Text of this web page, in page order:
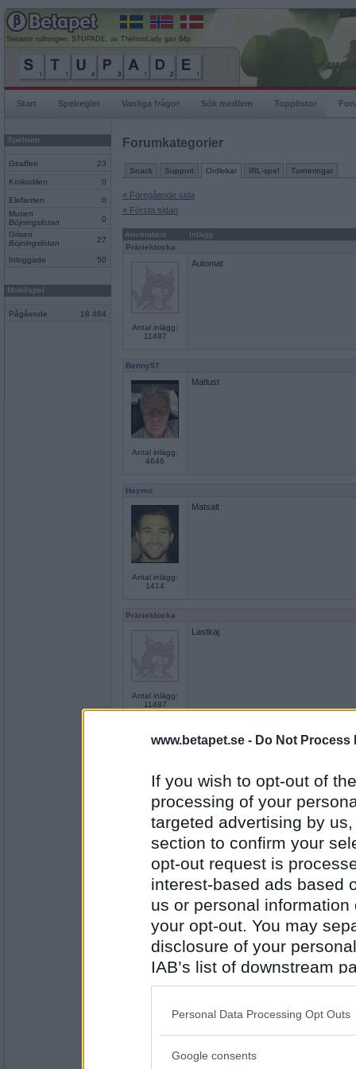
www.betapet.se - Do Not Process
If you wish to opt-out of
processing of your
targeted advertising by
section to confirm your
opt-out request is
interest-based ads based
us or personal
your opt-out. You may
disclosure of your
IAB’s list of downstream
also be disclosed by us
Downstream Participants
Please note that this
Personal Data Processing Opt Outs
Google consents
Senaste rullningen, STUPADE, av TheIronLady gav 84p
Start Spelregler Vanliga frågor Sök medlem Topplistor
Spelrum
Giraffen 23
Krokodilen 0
Elefanten
0
Musen
Böjningslistan
0
Grisen
Böjningslistan
27
Inloggade 50
Mobilspel
Pågående 18 464
Forumkategorier
Snack Support Ordlekar IRL-spel Turneringar
« Föregående sida
« Första sidan
Användare
Inlägg
Prärieklocka
Antal inlägg:
11487
Automat
Benny57
Antal inlägg:
4646
Matlust
Haymo
Antal inlägg:
1414
Matsalt
Prärieklocka
Antal inlägg:
11487
Lastkaj
Antal inlägg: 686
Skjorta
greentea- Ej medlem längre
Antal inlägg:
1033
Träkoja
Prärieklocka
Antal inlägg:
Traktor